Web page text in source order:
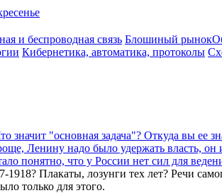
и беспроводная связь Блошиный рынок
Кибернетика, автоматика, протоколы
значит "основная задача"? Откуда вы ее
Ленину надо было удержать власть,
понятно, что у России нет сил для
Плакаты, лозунги тех лет? Речи
только для этого.